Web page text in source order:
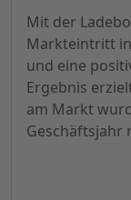
Mit der
Markteintritt
und eine
Ergebnis
am Markt
Geschäftsjahr